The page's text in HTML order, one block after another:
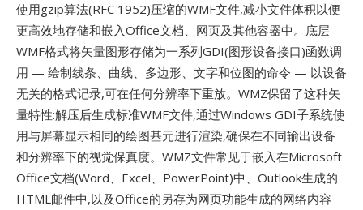
使用gzip算法(RFC 1952)压缩的WMF文件,减小文件体积以便
更高效地存储和嵌入Office文档、网页及其他容器中。底层
WMF格式将矢量图形存储为一系列GDI(图形设备接口)函数调
用 — 绘制线条、曲线、多边形、文字和位图的命令 — 以设备
无关的格式记录,可在任何分辨率下重放。WMZ保留了这种矢
量特性:解压后生成标准WMF文件,通过Windows GDI子系统使
用与屏幕显示相同的绘图基元进行渲染,确保在不同输出设备
和分辨率下的视觉保真度。WMZ文件常见于嵌入在Microsoft
Office文档(Word、Excel、PowerPoint)中、Outlook生成的
HTML邮件中,以及Office的另存为网页功能生成的网络内容